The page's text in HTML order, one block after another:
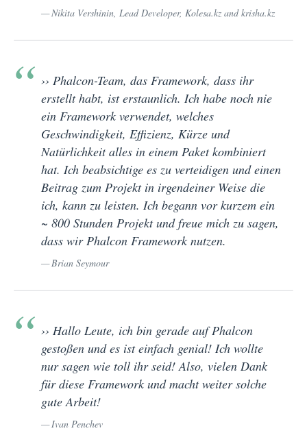
Nikita Vershinin, Lead Developer, Kolesa.kz and krisha.kz
›› Phalcon-Team, das Framework, dass ihr
erstellt habt, ist erstaunlich. Ich habe noch nie
ein Framework verwendet, welches
Geschwindigkeit, Effizienz, Kürze und
Natürlichkeit alles in einem Paket kombiniert
hat. Ich beabsichtige es zu verteidigen und einen
Beitrag zum Projekt in irgendeiner Weise die
ich, kann zu leisten. Ich begann vor kurzem ein
~ 800 Stunden Projekt und freue mich zu sagen,
dass wir Phalcon Framework nutzen.
Brian Seymour
›› Hallo Leute, ich bin gerade auf Phalcon
gestoßen und es ist einfach genial! Ich wollte
nur sagen wie toll ihr seid! Also, vielen Dank
für diese Framework und macht weiter solche
gute Arbeit!
Ivan Penchev